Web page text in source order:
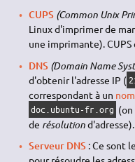
CUPS (Common Unix
Linux d'imprimer de
une imprimante).
DNS (Domain Name
d'obtenir l'adresse IP (
correspondant à un
doc.ubuntu-fr.org (on
de résolutiond'adresse).
Serveur DNS: Ce sont